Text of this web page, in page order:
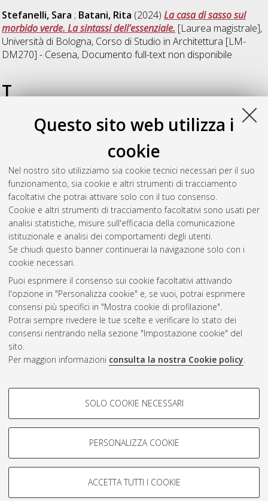
Questo sito web utilizza i
cookie
Nel nostro sito utilizziamo sia cookie tecnici necessari per il suo
funzionamento, sia cookie e altri strumenti di tracciamento
facoltativi che potrai attivare solo con il tuo consenso.
Cookie e altri strumenti di tracciamento facoltativi sono usati per
analisi statistiche, misure sull'efficacia della comunicazione
istituzionale e analisi dei comportamenti degli utenti.
Se chiudi questo banner continuerai la navigazione solo con i
cookie necessari.
Puoi esprimere il consenso sui cookie facoltativi attivando
l'opzione in "Personalizza cookie" e, se vuoi, potrai esprimere
consensi più specifici in "Mostra cookie di profilazione".
Potrai sempre rivedere le tue scelte e verificare lo stato dei
consensi rientrando nella sezione "Impostazione cookie" del
sito.
Per maggiori informazioni consulta la nostra Cookie policy.
COOKIE DI PROFILAZIONE -
Si tratta di cookie utilizzati per analizzare le caratteristiche della
navigazione degli utenti, creare profili in base al loro comportamento
Mostra cookie di profilazione
COOKIE TECNICI - NECESSARI
SOLO COOKIE NECESSARI
PERSONALIZZA COOKIE
ACCETTA TUTTI I COOKIE
Stefanelli, Sara ; Batani, Rita (2024)La casa di sasso sul
morbido verde. La sintassi dell'essenziale. [Laurea magistrale],
Università di Bologna, Corso di Studio inArchitettura [LM-
DM270] - Cesena, Documento full-text non disponibile
T
Togni, Leonardo;Quarta, Eleonora ;Paladini, Lorenzo ;
Galli, Michela
ARCHEOLOGICO E LA VILLA MARITTIMA CON NINFEO DI CUPRA
[Laurea magistrale], Università di Bologna, Corso di Studio in
Architettura [LM-DM270] - Cesena, Documento ad accesso
riservato.
Questa lista e' stata generata ilSat Aug 8 20:40:35 2026
CEST
Atom
Rss 1.0
Rss 2.0
AMS Laurea
Impostazioni Cookie
Informativa sulla privacy
Condizioni d’uso del sito